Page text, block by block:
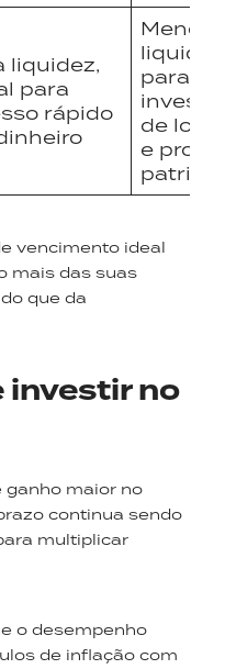
liquidez,
para
rápido
Menor
para
de
e
vencimento ideal
mais das suas
que da
investir no
ganho maior no
continua sendo
multiplicar
o desempenho
de inflação com